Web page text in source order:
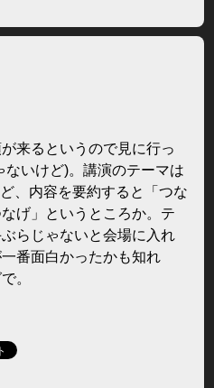
来るというので見に行っ
ないけど)。講演のテーマは
、内容を要約すると「つな
げ」というところか。テ
らじゃないと会場に入れ
番面白かったかも知れ
。